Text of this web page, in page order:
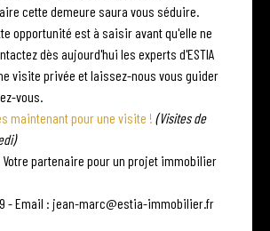
cette demeure saura vous séduire.
opportunité est à saisir avant qu'elle ne
dès aujourd'hui les experts d'ESTIA
visite privée et laissez-nous vous guider
vous.
maintenant pour une visite ! (Visites de
Votre partenaire pour un projet immobilier
- Email : jean-marc@estia-immobilier.fr